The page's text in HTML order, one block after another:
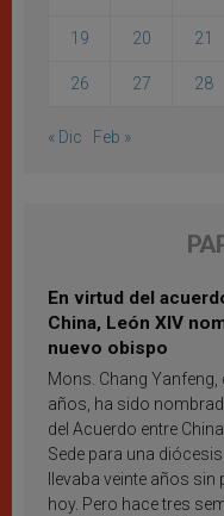
19 20 21
26 27 28
« Dic Feb »
En virtud del
China, León XIV
nuevo obispo
Mons. Chang Yanfeng,
años, ha sido
del Acuerdo entre
Sede para una
llevaba veinte años
hoy. Pero hace tres